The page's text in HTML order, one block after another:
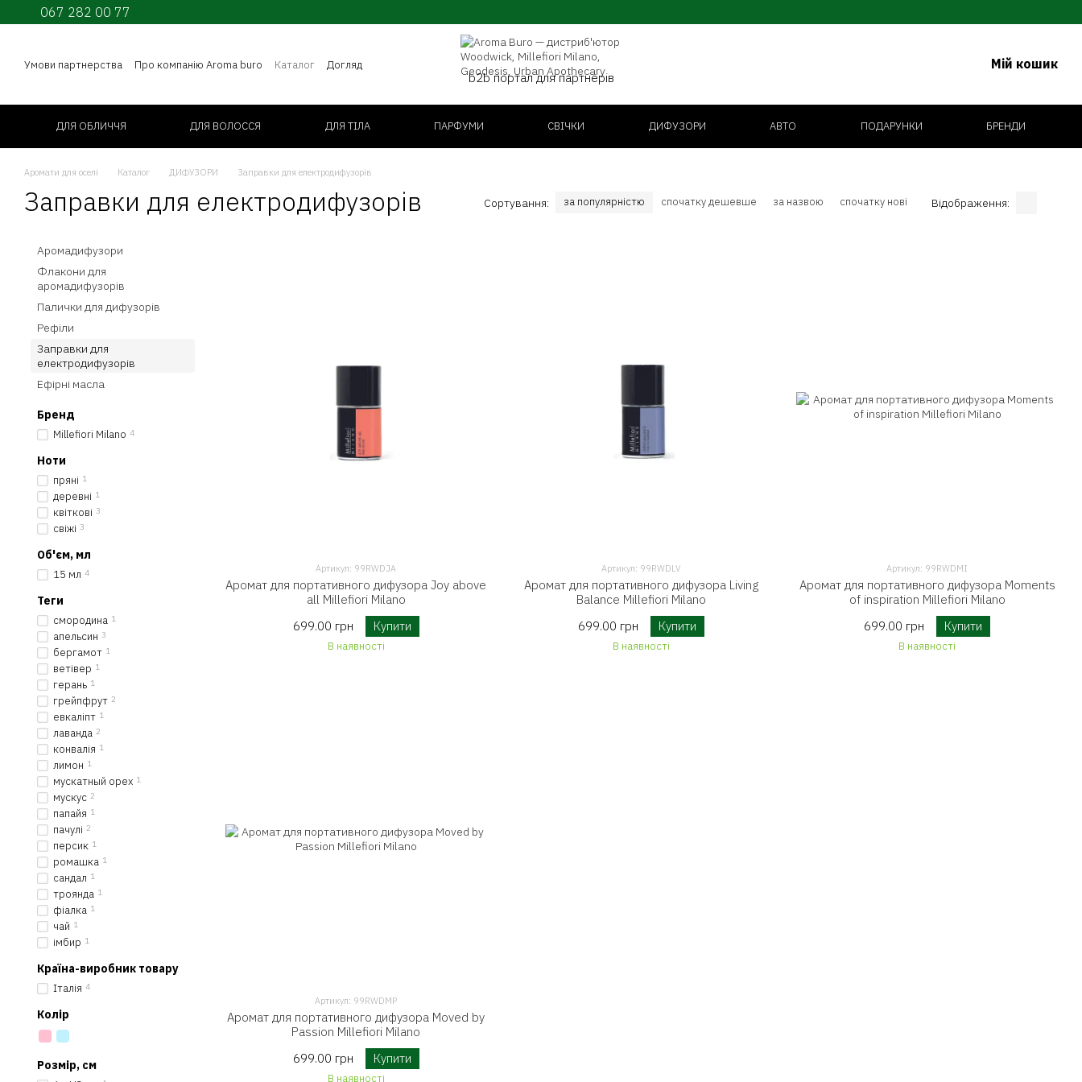
Перейти до основного контенту
067 282 00 77
Умови партнерства Про компанію Aroma buro Каталог Догляд
b2b портал для партнерів
Мій кошик
ДЛЯ ОБЛИЧЧЯ ДЛЯ ВОЛОССЯ ДЛЯ ТІЛА ПАРФУМИ СВІЧКИ ДИФУЗОРИ АВТО ПОДАРУНКИ БРЕНДИ
Аромати для оселі Каталог ДИФУЗОРИ Заправки для електродифузорів
Заправки для електродифузорів Сортування: за популярністю спочатку дешевше за назвою спочатку нові Відображення:
Артикул: 99RWDJA
Аромат для портативного дифузора Joy above
all Millefiori Milano
699.00 грн
Купити
В наявності
Артикул: 99RWDLV
Аромат для портативного дифузора Living
Balance Millefiori Milano
699.00 грн
Купити
В наявності
Артикул: 99RWDMI
Аромат для портативного дифузора Moments
of inspiration Millefiori Milano
699.00 грн
Купити
В наявності
Артикул: 99RWDMP
Аромат для портативного дифузора Moved by
Passion Millefiori Milano
699.00 грн
Купити
В наявності
Аромадифузори
Флакони для
аромадифузорів
Палички для дифузорів
Рефіли
Заправки для
електродифузорів
Ефірні масла
Бренд
Millefiori Milano 4
Ноти
пряні 1
деревні 1
квіткові 3
свіжі 3
Об'єм, мл
15 мл 4
Теги
смородина 1
апельсин 3
бергамот 1
ветівер 1
герань 1
грейпфрут 2
евкаліпт 1
лаванда 2
конвалія 1
лимон 1
мускатный орех 1
мускус 2
папайя 1
пачулі 2
персик 1
ромашка 1
сандал 1
троянда 1
фіалка 1
чай 1
імбир 1
Країна-виробник товару
Італія 4
Колір
Розмір, см